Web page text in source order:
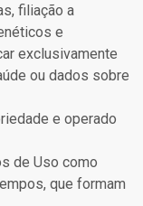
filiação a
e
exclusivamente
ou dados sobre
e operado
de Uso como
que formam